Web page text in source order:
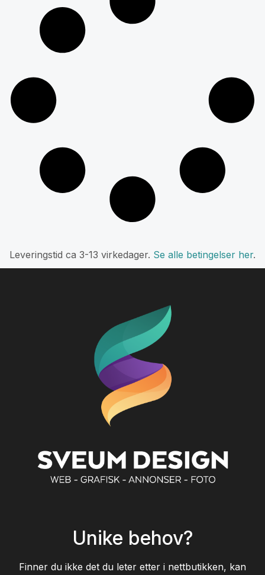
Leveringstid ca 3-13 virkedager. Se alle betingelser her.
Unike behov?
Finner du ikke det du leter etter i nettbutikken, kan